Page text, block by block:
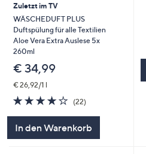
Zuletzt im TV
WÄSCHEDUFT PLUS
Duftspülung für alle Textilien
Aloe Vera Extra Auslese 5x
260ml
€ 34,99
€ 26,92/1 l
4.0
von
5
(22)
In den Warenkorb